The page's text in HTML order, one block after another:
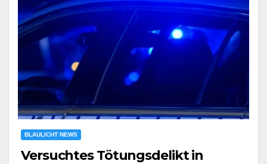
BLAULICHT NEWS
Versuchtes Tötungsdelikt in